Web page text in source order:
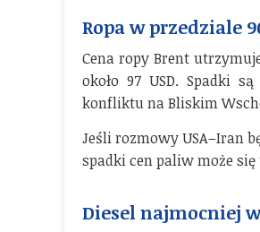
Ropa w przedziale
Cena ropy Brent
około 97 USD. Spadki
konfliktu na Bliskim
Jeśli rozmowy USA–Iran
spadki cen paliw może
Diesel najmocniej